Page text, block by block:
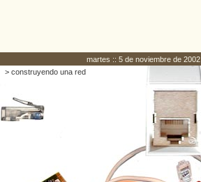
martes :: 5 de noviembre de 2002
> construyendo una red